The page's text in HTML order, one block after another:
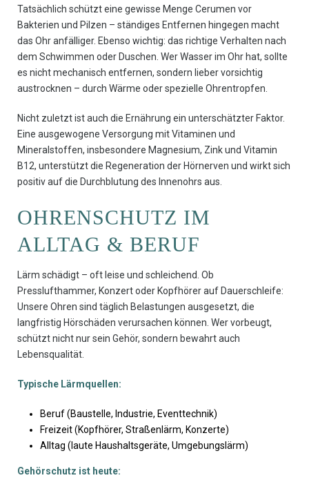
Tatsächlich schützt eine gewisse Menge Cerumen vor
Bakterien und Pilzen – ständiges Entfernen hingegen macht
das Ohr anfälliger. Ebenso wichtig: das richtige Verhalten nach
dem Schwimmen oder Duschen. Wer Wasser im Ohr hat, sollte
es nicht mechanisch entfernen, sondern lieber vorsichtig
austrocknen – durch Wärme oder spezielle Ohrentropfen.
Nicht zuletzt ist auch die Ernährung ein unterschätzter Faktor.
Eine ausgewogene Versorgung mit Vitaminen und
Mineralstoffen, insbesondere Magnesium, Zink und Vitamin
B12, unterstützt die Regeneration der Hörnerven und wirkt sich
positiv auf die Durchblutung des Innenohrs aus.
OHRENSCHUTZ IM
ALLTAG & BERUF
Lärm schädigt – oft leise und schleichend. Ob
Presslufthammer, Konzert oder Kopfhörer auf Dauerschleife:
Unsere Ohren sind täglich Belastungen ausgesetzt, die
langfristig Hörschäden verursachen können. Wer vorbeugt,
schützt nicht nur sein Gehör, sondern bewahrt auch
Lebensqualität.
Typische Lärmquellen:
Beruf (Baustelle, Industrie, Eventtechnik)
Freizeit (Kopfhörer, Straßenlärm, Konzerte)
Alltag (laute Haushaltsgeräte, Umgebungslärm)
Gehörschutz ist heute: